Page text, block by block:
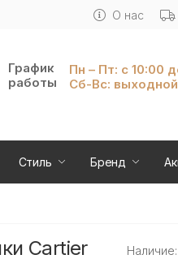
О нас
График
работы
Пн – Пт: с 10:00
Сб-Вс: выходной
Стиль Бренд
Cartier
Наличие: